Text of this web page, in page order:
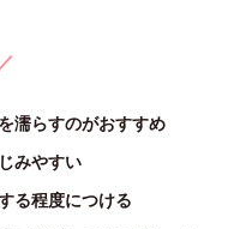
濡らすのがおすすめ
みやすい
る程度につける